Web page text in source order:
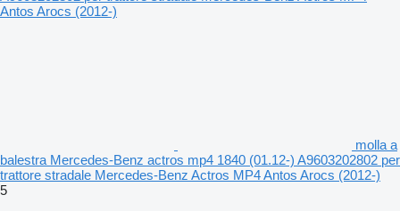
molla a
balestra Mercedes-Benz actros mp4 1840 (01.12-) A9603202802 per
trattore stradale Mercedes-Benz Actros MP4 Antos Arocs (2012-)
5